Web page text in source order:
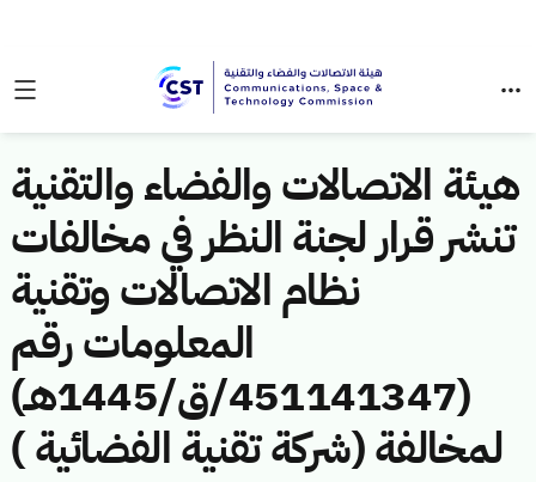
هيئة الاتصالات والفضاء والتقنية
تنشر قرار لجنة النظر في مخالفات
نظام الاتصالات وتقنية
المعلومات رقم
(451141347/ق/1445هـ)
لمخالفة (شركة تقنية الفضائية )